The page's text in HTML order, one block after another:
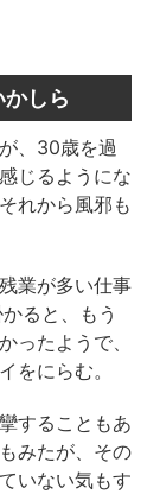
しら
、30歳を過
じるようにな
れから風邪も
業が多い仕事
ると、もう
ったようで、
をにらむ。
することもあ
みたが、その
いない気もす